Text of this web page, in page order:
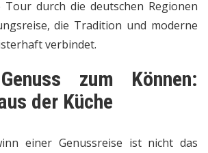
Tour durch die deutschen Regionen
die Tradition und moderne
verbindet.
zum Können:
der Küche
einer Genussreise ist nicht das